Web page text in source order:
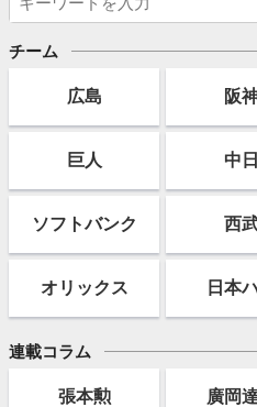
チーム
広島 阪
巨人 中日
ソフトバンク 西
オリックス 日本
連載コラム
張本勲 廣岡